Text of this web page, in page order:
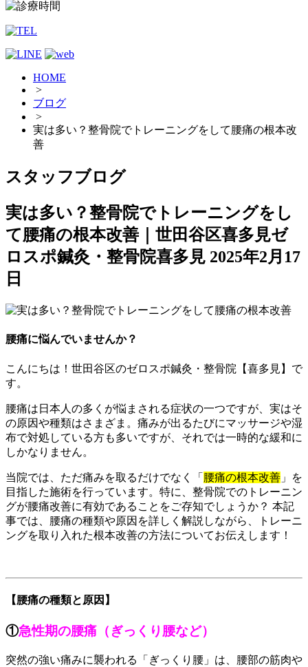
HOME
>
ブログ
>
実は多い？整骨院でトレーニングをして腰痛の根本改
善
スタッフブログ
実は多い？整骨院でトレーニングをし
て腰痛の根本改善｜世田谷区喜多見ゼ
ロスポ鍼灸・整骨院喜多見 2025年2月17
日
腰痛に悩んでいませんか？
こんにちは！世田谷区のゼロスポ鍼灸・整骨院【喜多見】で
す。
腰痛は日本人の多くが悩まされる症状の一つですが、実はそ
の原因や種類はさまざま。痛みが出るたびにマッサージや湿
布で対処している方も多いですが、それでは一時的な緩和に
しかなりません。
当院では、ただ痛みを取るだけでなく「 腰痛の根本改善 」を
目指した施術を行っています。特に、整骨院でのトレーニン
グが腰痛改善に有効であることをご存知でしょうか？ 本記
事では、腰痛の種類や原因を詳しく解説しながら、トレーニ
ングを取り入れた根本改善の方法についてお伝えします！
【腰痛の種類と原因】
①急性期の腰痛（ぎっくり腰など）
突然の強い痛みに襲われる「ぎっくり腰」は、腰部の筋肉や